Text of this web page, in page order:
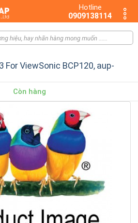
Hotline
0909138114
For ViewSonic BCP120, aup-
Còn hàng